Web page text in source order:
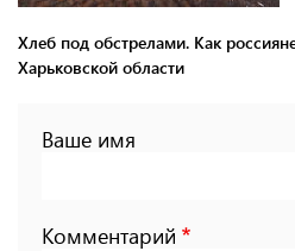
Хлеб под обстрелами. Как
Харьковской области
Ваше имя
Комментарий